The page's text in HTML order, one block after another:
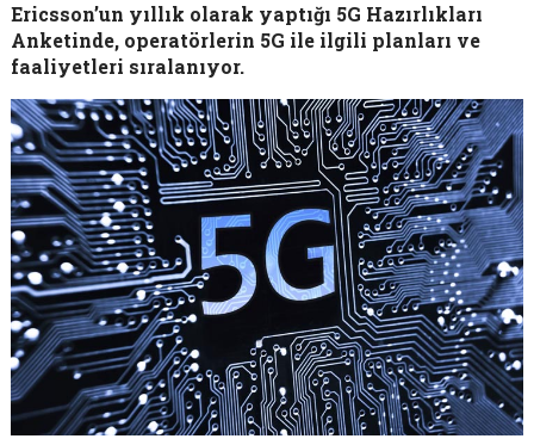
Ericsson’un yıllık olarak yaptığı 5G Hazırlıkları
Anketinde, operatörlerin 5G ile ilgili planları ve
faaliyetleri sıralanıyor.